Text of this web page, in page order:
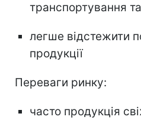
транспортування
легше відстежити
продукції
Переваги ринку:
часто продукція